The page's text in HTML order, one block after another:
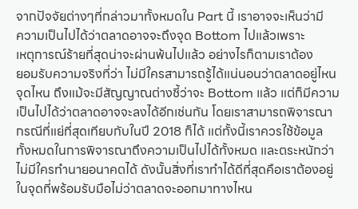
จากปัจจัยต่างๆที่กล่าวมาทั้งหมดใน Part นี้ เราอาจจะเห็นว่ามี
ความเป็นไปได้ว่าตลาดอาจจะถึงจุด Bottom ไปแล้วเพราะ
เหตุการณ์ร้ายที่สุดน่าจะผ่านพ้นไปแล้ว อย่างไรก็ตามเราต้อง
ยอมรับความจริงที่ว่า ไม่มีใครสามารถรู้ได้แน่นอนว่าตลาดอยู่ไหน
จุดไหน ถึงแม้จะมีสัญญาณต่างชี้ว่าจะ Bottom แล้ว แต่ก็มีความ
เป็นไปได้ว่าตลาดอาจจะลงได้อีกเช่นกัน โดยเราสามารถพิจารณา
กรณีที่แย่ที่สุดเทียบกับในปี 2018 ก็ได้ แต่ทั้งนี้เราควรใช้ข้อมูล
ทั้งหมดในการพิจารณาถึงความเป็นไปได้ทั้งหมด และตระหนักว่า
ไม่มีใครทำนายอนาคตได้ ดังนั้นสิ่งที่เราทำได้ดีที่สุดคือเราต้องอยู่
ในจุดที่พร้อมรับมือไม่ว่าตลาดจะออกมาทางไหน